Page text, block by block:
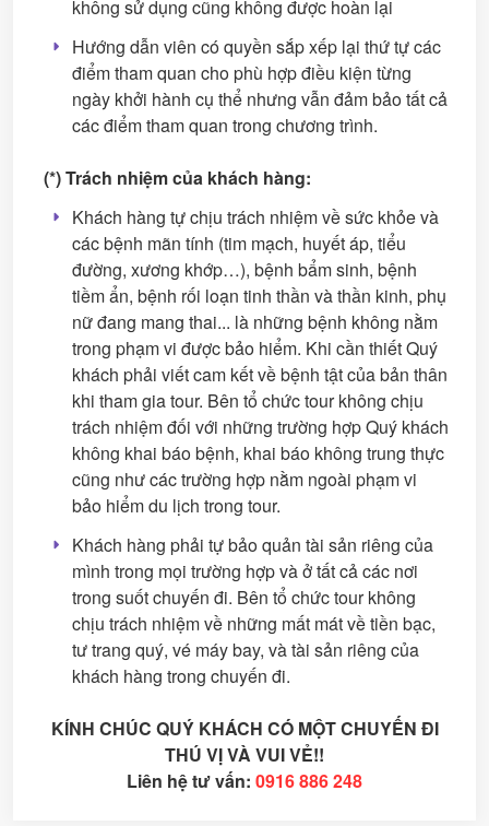
không sử dụng cũng không được hoàn lại
Hướng dẫn viên có quyền sắp xếp lại thứ tự các
điểm tham quan cho phù hợp điều kiện từng
ngày khởi hành cụ thể nhưng vẫn đảm bảo tất cả
các điểm tham quan trong chương trình.
(*) Trách nhiệm của khách hàng:
Khách hàng tự chịu trách nhiệm về sức khỏe và
các bệnh mãn tính (tim mạch, huyết áp, tiểu
đường, xương khớp…), bệnh bẩm sinh, bệnh
tiềm ẩn, bệnh rối loạn tinh thần và thần kinh, phụ
nữ đang mang thai... là những bệnh không nằm
trong phạm vi được bảo hiểm. Khi cần thiết Quý
khách phải viết cam kết về bệnh tật của bản thân
khi tham gia tour. Bên tổ chức tour không chịu
trách nhiệm đối với những trường hợp Quý khách
không khai báo bệnh, khai báo không trung thực
cũng như các trường hợp nằm ngoài phạm vi
bảo hiểm du lịch trong tour.
Khách hàng phải tự bảo quản tài sản riêng của
mình trong mọi trường hợp và ở tất cả các nơi
trong suốt chuyến đi. Bên tổ chức tour không
chịu trách nhiệm về những mất mát về tiền bạc,
tư trang quý, vé máy bay, và tài sản riêng của
khách hàng trong chuyến đi.
KÍNH CHÚC QUÝ KHÁCH CÓ MỘT CHUYẾN ĐI
THÚ VỊ VÀ VUI VẺ!!
Liên hệ tư vấn: 0916 886 248